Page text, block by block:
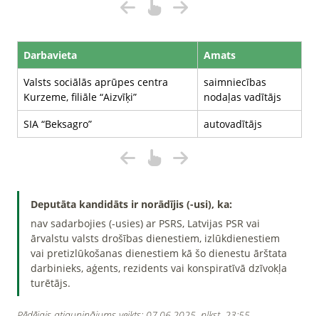
Darbavieta
Amats
Valsts sociālās aprūpes centra
Kurzeme, filiāle “Aizvīķi”
saimniecības
nodaļas vadītājs
SIA “Beksagro”
autovadītājs
Deputāta kandidāts ir norādījis (-usi), ka:
nav sadarbojies (-usies) ar PSRS, Latvijas PSR vai
ārvalstu valsts drošības dienestiem, izlūkdienestiem
vai pretizlūkošanas dienestiem kā šo dienestu ārštata
darbinieks, aģents, rezidents vai konspiratīvā dzīvokļa
turētājs.